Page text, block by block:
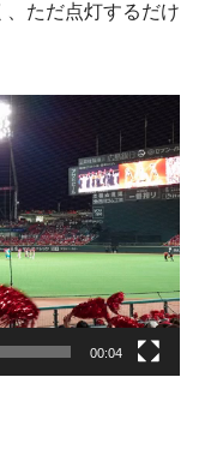
、ただ点灯するだけ
00:04